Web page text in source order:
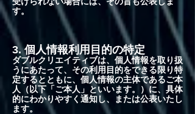
す。
3. 個人情報利用目的の特定
ダブルクリエイティブは、個人情報を取り扱
うにあたって、その利用目的をできる限り特
定するとともに、個人情報の主体であるご本
人（以下「ご本人」といいます。）に、具体
的にわかりやすく通知し、または公表いたし
ます。